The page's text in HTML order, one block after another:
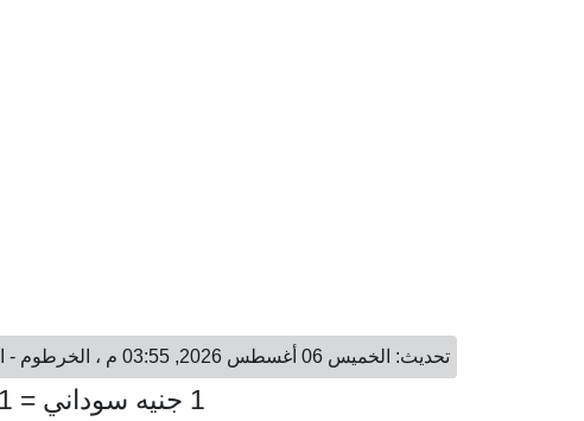
تحديث: الخميس 06 أغسطس 2026, 03:55 م ، الخرطوم - الخميس 06 أغسطس 2026, 04:55 م ، الدوحة
1 جنيه سوداني = 0.01 ريال قطري